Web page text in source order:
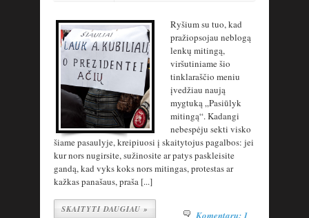
Ryšium su tuo, kad
pražiopsojau neblogą
lenkų mitingą,
viršutiniame šio
tinklaraščio meniu
įvedžiau naują
mygtuką „Pasiūlyk
mitingą“. Kadangi
nebespėju sekti visko
šiame pasaulyje, kreipiuosi į skaitytojus pagalbos: jei
kur nors nugirsite, sužinosite ar patys paskleisite
gandą, kad vyks koks nors mitingas, protestas ar
kažkas panašaus, praša [...]
SKAITYTI DAUGIAU » Komentarų: 1